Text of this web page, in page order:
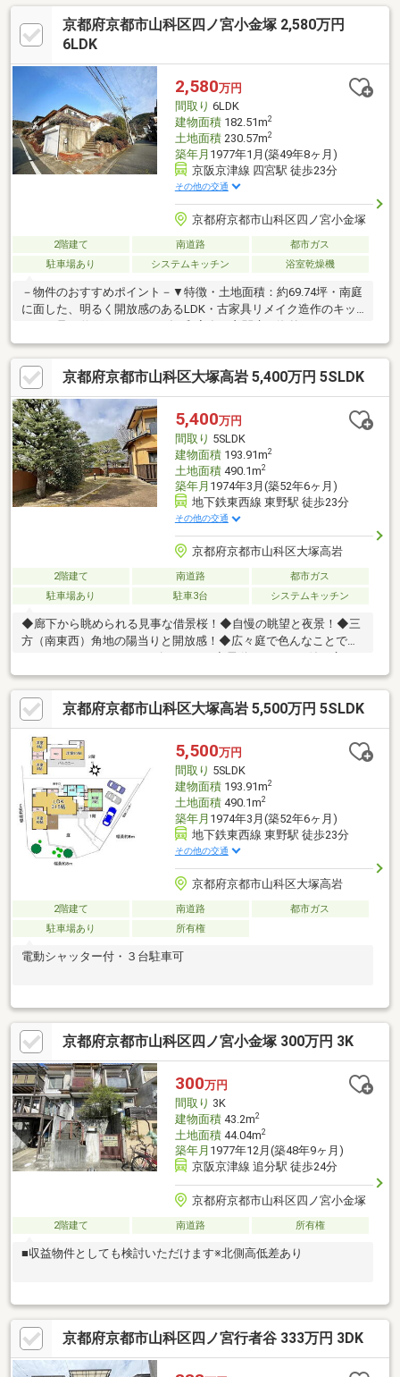
す。【押しポイント】・電動シャッター駐車場（約3台）付き・四
季を楽しめる一面広がる縁とガラスのコラボレーション・山の展
望風呂、室外岩風呂、鯉池、室内サウナ、庭完備・閑静な環境、
京都府京都市山科区四ノ宮小金塚 2,580万円
6LDK
2,580万円
間取り 6LDK
建物面積182.51m2
土地面積230.57m2
築年月 1977年1月(築49年8ヶ月)
京阪京津線 四宮駅 徒歩23分
その他の交通
京都府京都市山科区四ノ宮小金塚
2階建て 南道路
都市ガス
駐車場あり
システムキッチン 浴室乾燥機
－物件のおすすめポイント－▼特徴・土地面積：約69.74坪・南庭
に面した、明るく開放感のあるLDK・古家具リメイク造作のキッ
チン・足を伸ばしてくつろげる和室有・玄関扉は海外アンティー
ク扉をリメイク・シャッター付車庫有(車種による)▼2018年1月内
装リフォーム済【交換】キッチン、浴室、1階トイレ、洗面台 等
【貼替】1階フローリング、壁・天井クロス(1階北東側・北西側洋
室) 等【その他】壁・天井部分を漆喰塗(1階LDK・廊下・南側洋
室) ■ ご希望の住まい探しをお手伝いします ━━━━━・・・物
件の詳細・ご相談はお気軽にお問い合わせください。
京都府京都市山科区大塚高岩 5,400万円 5SLDK
5,400万円
間取り 5SLDK
建物面積193.91m2
土地面積490.1m2
築年月 1974年3月(築52年6ヶ月)
地下鉄東西線 東野駅 徒歩23分
その他の交通
京都府京都市山科区大塚高岩
2階建て 南道路
都市ガス
駐車場あり
駐車3台 システムキッチン
◆廊下から眺められる見事な借景桜！◆自慢の眺望と夜景！◆三
方（南東西）角地の陽当りと開放感！◆広々庭で色んなことでき
駐車場（３台駐車可）
京都府京都市山科区大塚高岩 5,500万円 5SLDK
5,500万円
間取り 5SLDK
建物面積193.91m2
土地面積490.1m2
築年月 1974年3月(築52年6ヶ月)
地下鉄東西線 東野駅 徒歩23分
その他の交通
京都府京都市山科区大塚高岩
2階建て 南道路
都市ガス
駐車場あり
所有権
電動シャッター付・３台駐車可
京都府京都市山科区四ノ宮小金塚 300万円 3K
300万円
間取り 3K
建物面積43.2m2
土地面積44.04m2
築年月 1977年12月(築48年9ヶ月)
京阪京津線 追分駅 徒歩24分
京都府京都市山科区四ノ宮小金塚
2階建て 南道路 所有権
■収益物件としても検討いただけます※北側高低差あり
京都府京都市山科区四ノ宮行者谷 333万円 3DK